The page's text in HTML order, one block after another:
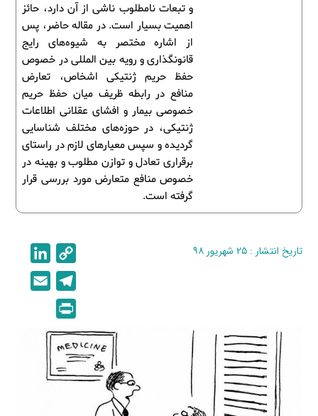
و تبعات نامطلوب ناشی از آن دارد، حائز
اهمیت بسیار است. در مقاله حاضر، پس
از اشاره مختصر به شیوه‌های رایج
قانونگذاری و رویه بین المللی در خصوص
حفظ حریم ژنتیکی اشخاص، تعارض
منافع در رابطه ظریف میان حفظ حریم
خصوصی بیمار و افشای عقلانی اطلاعات
ژنتیکی، در حوزه‌های مختلف شناسایی
گردیده و سپس معیارهای لازم در راستای
برقراری تعادل و توازن مطلوب و بهینه در
خصوص منافع متعارض مورد بررسی قرار
گرفته است.
تاریخ انتشار : ۲۵ شهریور ۹۸
o
p
y
L
n
i
n
e
l
e
g
r
r
n